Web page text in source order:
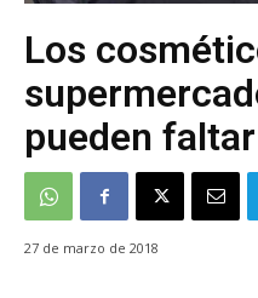
Los
pueden
27 de marzo de 2018